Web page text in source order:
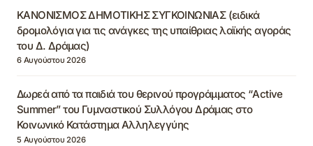
ΚΑΝΟΝΙΣΜΟΣ ΔΗΜΟΤΙΚΗΣ ΣΥΓΚΟΙΝΩΝΙΑΣ (ειδικά
δρομολόγια για τις ανάγκες της υπαίθριας λαϊκής αγοράς
του Δ. Δράμας)
6 Αυγούστου 2026
Δωρεά από τα παιδιά του θερινού προγράμματος “Active
Summer” του Γυμναστικού Συλλόγου Δράμας στο
Κοινωνικό Κατάστημα Αλληλεγγύης
5 Αυγούστου 2026